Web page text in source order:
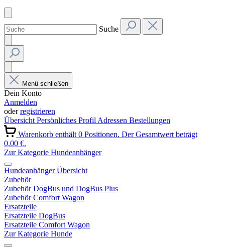
Suche
Menü schließen
Dein Konto
Anmelden
oderregistrieren
ÜbersichtPersönliches ProfilAdressen Bestellungen
Warenkorb enthält 0 Positionen. Der Gesamtwert beträgt
0,00 €.
Zur Kategorie Hundeanhänger
Hundeanhänger Übersicht
Zubehör
Zubehör DogBus und DogBus Plus
Zubehör Comfort Wagon
Ersatzteile
Ersatzteile DogBus
Ersatzteile Comfort Wagon
Zur Kategorie Hunde